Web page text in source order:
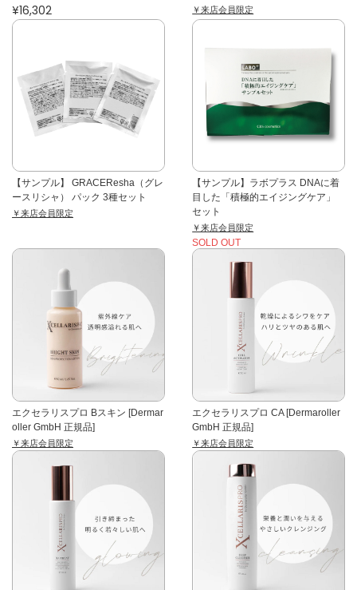
¥16,302 ￥来店会員限定
【サンプル】 GRACEResha（グレ
ースリシャ） パック 3種セット
￥来店会員限定
【サンプル】ラボプラス DNAに着
目した「積極的エイジングケア」
セット
￥来店会員限定
SOLD OUT
エクセラリスプロ Bスキン [Dermar
oller GmbH 正規品]
￥来店会員限定
エクセラリスプロ CA [Dermaroller
GmbH 正規品]
￥来店会員限定